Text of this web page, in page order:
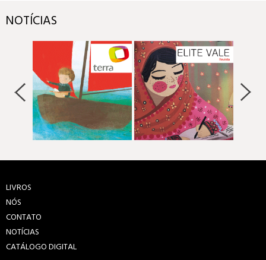
NOTÍCIAS
LIVROS
NÓS
CONTATO
NOTÍCIAS
CATÁLOGO DIGITAL